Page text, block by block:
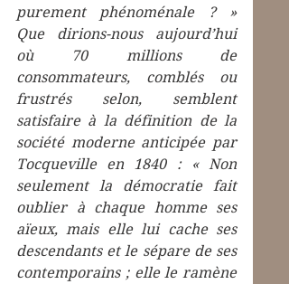
purement phénoménale ? »
Que dirions-nous aujourd’hui
où 70 millions de
consommateurs, comblés ou
frustrés selon, semblent
satisfaire à la définition de la
société moderne anticipée par
Tocqueville en 1840 : « Non
seulement la démocratie fait
oublier à chaque homme ses
aïeux, mais elle lui cache ses
descendants et le sépare de ses
contemporains ; elle le ramène